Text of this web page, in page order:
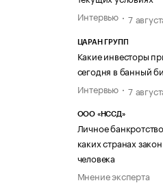
Интервью
7
ЦАРАН ГРУПП
Какие инвесторы
сегодня в банный
Интервью
7
ООО «НССД»
Личное
каких странах
человека
Мнение эксперта